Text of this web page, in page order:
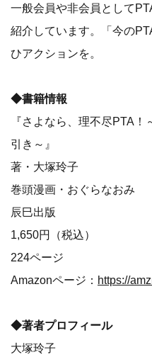
一般会員や非会員として
紹介しています。「今の
ひアクションを。
◆書籍情報
『さよなら、理不尽PTA
引き～』
著・大塚玲子
巻頭漫画・おぐらなおみ
辰巳出版
1,650円（税込）
224ページ
Amazonページ： https://
◆著者プロフィール
大塚玲子